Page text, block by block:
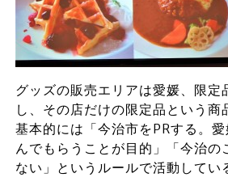
グッズの販売エリアは愛媛、限定
し、その店だけの限定品という商
基本的には「今治市をPRする。
んでもらうことが目的」「今治の
ない」というルールで活動してい